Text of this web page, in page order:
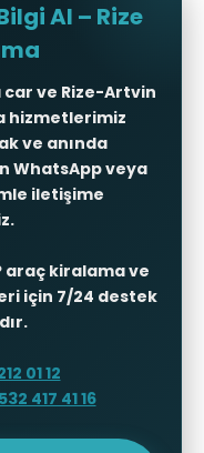
Al – Rize
car ve Rize-Artvin
hizmetlerimiz
ve anında
WhatsApp veya
iletişime
araç kiralama ve
için 7/24 destek
01 12
417 41 16